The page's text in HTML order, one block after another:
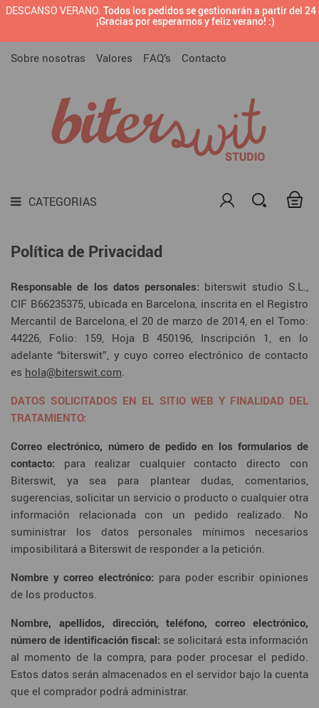
DESCANSO VERANO. Todos los pedidos se gestionarán a partir del
¡Gracias por esperarnos y feliz verano! :)
Sobre nosotras Valores FAQ’s Contacto
CATEGORIAS
BRANDING PREDISEÑADO
SELLOS CON TU LOGOTIPO O DISEÑO
 SELLOS PARA EMPRESAS
 SELLOS
TODAS LAS TINTAS PARA SELLOS
 LAMINAS
Política de Privacidad
Responsable de los datos personales: biterswit studio S.L.,
CIF B66235375, ubicada en Barcelona, inscrita en el Registro
Mercantil de Barcelona, el 20 de marzo de 2014, en el Tomo:
44226, Folio: 159, Hoja B 450196, Inscripción 1, en lo
adelante “biterswit”, y cuyo correo electrónico de contacto
es hola@biterswit.com.
DATOS SOLICITADOS EN EL SITIO WEB Y FINALIDAD DEL
TRATAMIENTO:
Correo electrónico, número de pedido en los formularios de
contacto: para realizar cualquier contacto directo con
Biterswit, ya sea para plantear dudas, comentarios,
sugerencias, solicitar un servicio o producto o cualquier otra
información relacionada con un pedido realizado. No
suministrar los datos personales mínimos necesarios
imposibilitará a Biterswit de responder a la petición.
Nombre y correo electrónico: para poder escribir opiniones
de los productos.
Nombre, apellidos, dirección, teléfono, correo electrónico,
número de identificación fiscal: se solicitará esta información
al momento de la compra, para poder procesar el pedido.
Estos datos serán almacenados en el servidor bajo la cuenta
que el comprador podrá administrar.